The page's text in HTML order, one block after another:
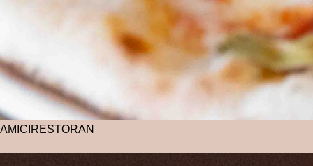
AMICI RESTORAN